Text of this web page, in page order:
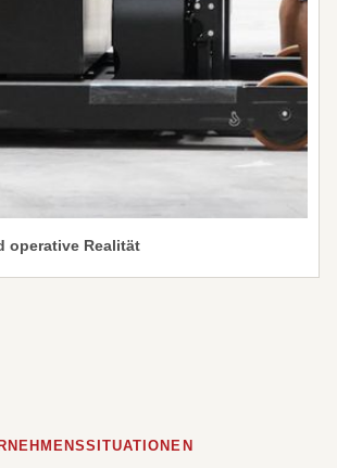
operative Realität